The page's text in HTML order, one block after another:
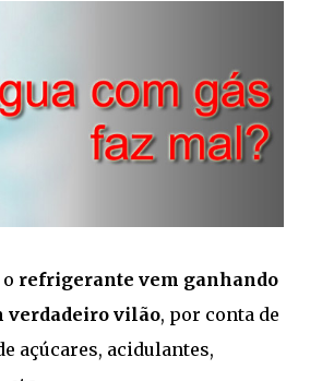
refrigerante vem ganhando
verdadeiro vilão, por conta de
açúcares, acidulantes,